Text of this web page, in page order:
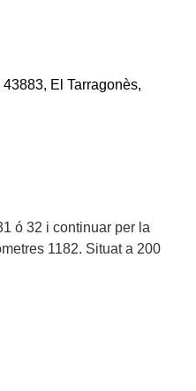
El Tarragonès,
ó 32 i continuar per la
1182. Situat a 200